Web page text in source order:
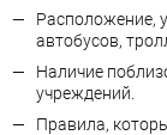
Расположение,
автобусов,
Наличие
учреждений.
Правила,